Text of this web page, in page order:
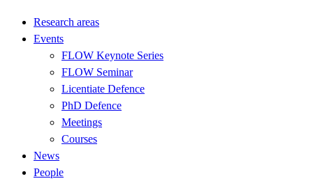
Research areas
Events
FLOW Keynote Series
FLOW Seminar
Licentiate Defence
PhD Defence
Meetings
Courses
News
People